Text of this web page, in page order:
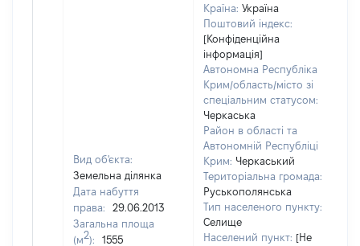
Вид об'єкта:
Земельна ділянка
Дата набуття
права:
29.06.2013
Загальна площа
(м2):
1555
Країна: Україна
Поштовий індекс:
[Конфіденційна
інформація]
Автономна Республіка
Крим/область/місто зі
спеціальним статусом:
Черкаська
Район в області та
Автономній Республіці
Крим: Черкаський
Територіальна громада:
Руськополянська
Тип населеного пункту:
Селище
Населений пункт: [Не